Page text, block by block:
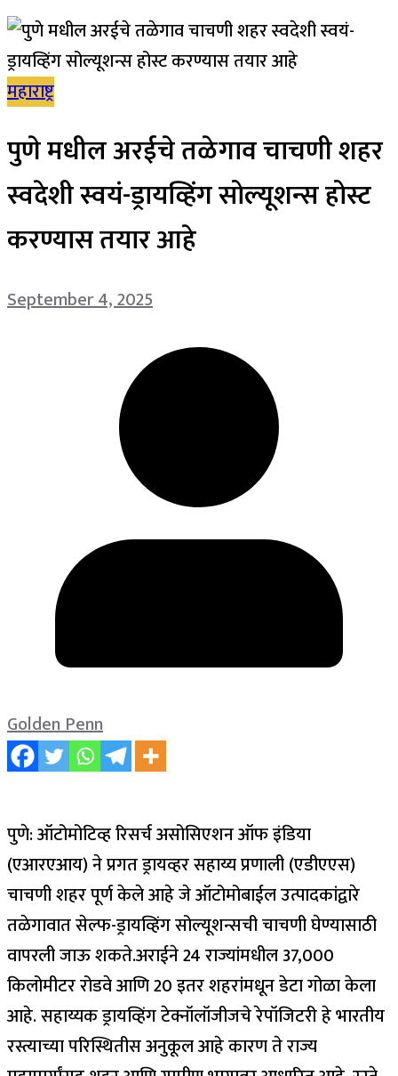
महाराष्ट्र
पुणे मधील अरईचे तळेगाव चाचणी शहर
स्वदेशी स्वयं-ड्रायव्हिंग सोल्यूशन्स होस्ट
करण्यास तयार आहे
September 4, 2025
Golden Penn
पुणे: ऑटोमोटिव्ह रिसर्च असोसिएशन ऑफ इंडिया
(एआरएआय) ने प्रगत ड्रायव्हर सहाय्य प्रणाली (एडीएएस)
चाचणी शहर पूर्ण केले आहे जे ऑटोमोबाईल उत्पादकांद्वारे
तळेगावात सेल्फ-ड्रायव्हिंग सोल्यूशन्सची चाचणी घेण्यासाठी
वापरली जाऊ शकते.अराईने 24 राज्यांमधील 37,000
किलोमीटर रोडवे आणि 20 इतर शहरांमधून डेटा गोळा केला
आहे. सहाय्यक ड्रायव्हिंग टेक्नॉलॉजीजचे रेपॉजिटरी हे भारतीय
रस्त्याच्या परिस्थितीस अनुकूल आहे कारण ते राज्य